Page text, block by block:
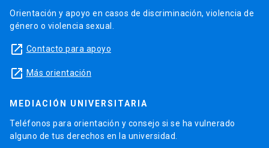
Orientación y apoyo en casos de discriminación, violencia de
género o violencia sexual.
launch Contacto para apoyo
launch Más orientación
MEDIACIÓN UNIVERSITARIA
Teléfonos para orientación y consejo si se ha vulnerado
alguno de tus derechos en la universidad.